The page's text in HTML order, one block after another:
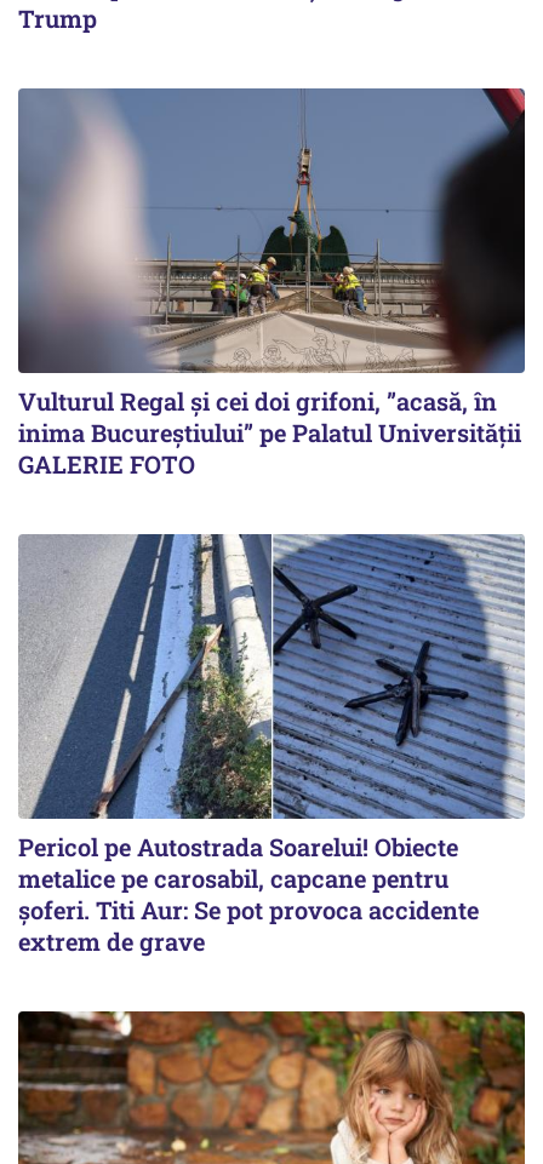
Trump
Vulturul Regal și cei doi grifoni, ”acasă, în
inima Bucureștiului” pe Palatul Universității
GALERIE FOTO
Pericol pe Autostrada Soarelui! Obiecte
metalice pe carosabil, capcane pentru
șoferi. Titi Aur: Se pot provoca accidente
extrem de grave